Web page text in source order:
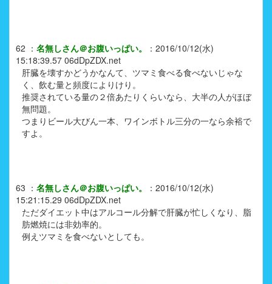
62 ： 名無しさん＠お腹いっぱい。 ： 2016/10/12(水)
15:18:39.57 06dDpZDX.net
肝臓を壊すかどうかなんて、ツマミ食べる食べないじゃな
く、飲む量と頻度によりけり。
推奨されている量の２倍あたりくらいなら、大半の人がほぼ
無問題。
つまりビール大びん一本、ワインボトル三分の一なら余裕で
すよ。
63 ： 名無しさん＠お腹いっぱい。 ： 2016/10/12(水)
15:21:15.29 06dDpZDX.net
ただダイエット中はアルコール分解で肝臓が忙しくなり、脂
肪燃焼には非効率的。
例えツマミを食べないとしても。